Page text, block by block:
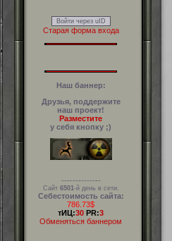
Войти через uID
Старая форма входа
Наш баннер:
Друзья, поддержите
наш проект!
Разместите
у себя кнопку ;)
--------------
Сайт 6501 -й день в сети.
Себестоимость сайта:
786.73$
тИЦ:30 PR:3
Обменяться баннером